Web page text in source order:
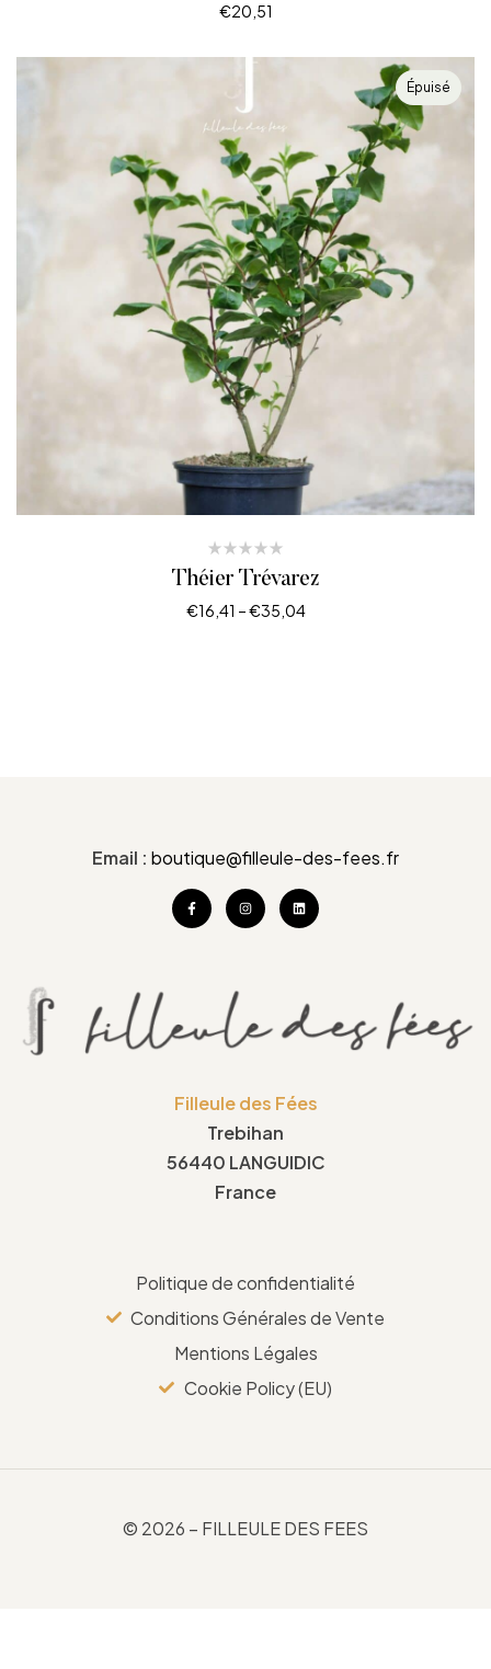
€20,51
Épuisé
Théier Trévarez
€16,41 –€35,04
Email : boutique@filleule-des-fees.fr
Filleule des Fées
Trebihan
56440 LANGUIDIC
France
Politique de confidentialité
Conditions Générales de Vente
Mentions Légales
Cookie Policy (EU)
© 2026 – FILLEULE DES FEES